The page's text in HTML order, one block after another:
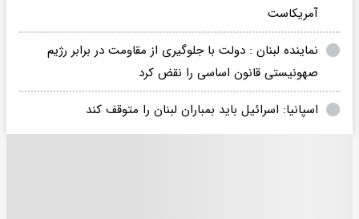
آمریکاست
نماینده لبنان : دولت با جلوگیری از مقاومت در برابر رژیم
صهونیستی قانون اساسی را نقض کرد
اسپانیا: اسرائیل باید بمباران لبنان را متوقف کند